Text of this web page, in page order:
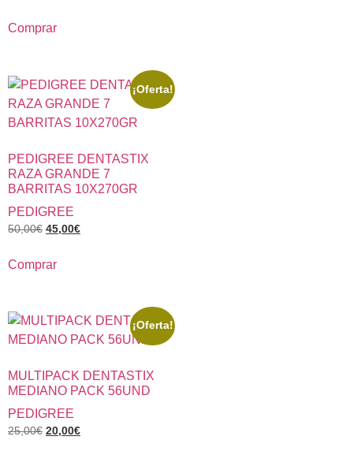
Comprar
¡Oferta!
PEDIGREE DENTASTIX
RAZA GRANDE 7
BARRITAS 10X270GR
PEDIGREE
50,00€ 45,00€
Comprar
¡Oferta!
MULTIPACK DENTASTIX
MEDIANO PACK 56UND
PEDIGREE
25,00€ 20,00€